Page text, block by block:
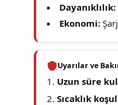
Dayanıklılık:
Ekonomi:
Uyarılar ve
Uzun süre
Sıcaklık